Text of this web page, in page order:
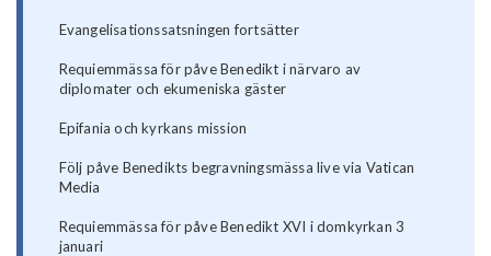
Evangelisationssatsningen fortsätter
Requiemmässa för påve Benedikt i närvaro av
diplomater och ekumeniska gäster
Epifania och kyrkans mission
Följ påve Benedikts begravningsmässa live via Vatican
Media
Requiemmässa för påve Benedikt XVI i domkyrkan 3
januari